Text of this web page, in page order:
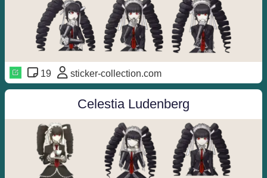
19 sticker-collection.com
Celestia Ludenberg